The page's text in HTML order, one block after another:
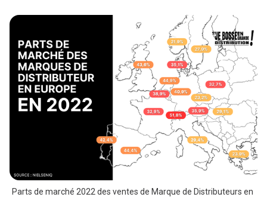
Parts de marché 2022 des ventes de Marque de Distributeurs en